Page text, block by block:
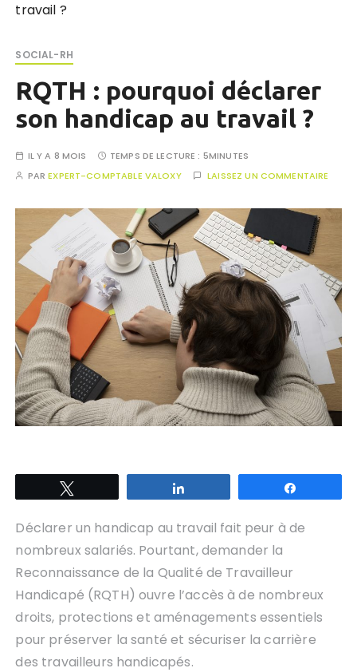
travail ?
SOCIAL-RH
RQTH : pourquoi déclarer
son handicap au travail ?
IL Y A 8 MOIS TEMPS DE LECTURE : 5MINUTES
PAREXPERT-COMPTABLE VALOXY LAISSEZ UN COMMENTAIRE
Déclarer un handicap au travail fait peur à de
nombreux salariés. Pourtant, demander la
Reconnaissance de la Qualité de Travailleur
Handicapé (RQTH) ouvre l’accès à de nombreux
droits, protections et aménagements essentiels
pour préserver la santé et sécuriser la carrière
des travailleurs handicapés.